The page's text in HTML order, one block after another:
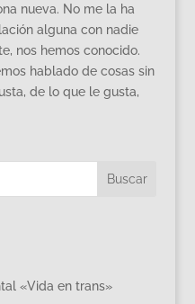
nueva. No me la ha
alguna con nadie
nos hemos conocido.
hablado de cosas sin
de lo que le gusta,
«Vida en trans»